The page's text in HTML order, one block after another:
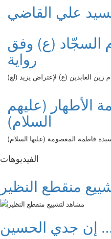
علي القاضي
السجّاد (ع) وفق
رواية
زين العابدين (ع) لإعتراض يزيد (لع)
الأطهار (عليهم
السلام)
فاطمة المعصومة (عليها السلام)
الفیدیوهات
منقطع النظير
...